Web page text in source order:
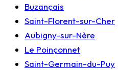
Buzançais
Saint-Florent-sur-Cher
Aubigny-sur-Nère
Le Poinçonnet
Saint-Germain-du-Puy